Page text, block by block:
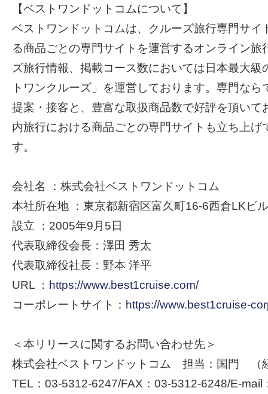
【ベストワンドットコムについて】
ベストワンドットコムは、クルーズ旅行専門サイ
る商品ごとの専門サイトを運営するオンライン旅
ズ旅行情報、掲載コース数においては日本最大級
トワンクルーズ」を運営しております。専門なら
提案・接客と、豊富な取扱商品数で好評を頂いて
内旅行における商品ごとの専門サイトも立ち上げ
す。
会社名 ：株式会社ベストワンドットコム
本社所在地 ：東京都新宿区富久町16-6西倉LKビ
設立 ：2005年9月5日
代表取締役会長：澤田 秀太
代表取締役社長：野本 洋平
URL ： https://www.best1cruise.com/
コーポレートサイト： https://www.best1cruise-
＜本リリースに関するお問い合わせ先＞
株式会社ベストワンドットコム 担当：国門 （
TEL：03-5312-6247/FAX：03-5312-6248/E-mail